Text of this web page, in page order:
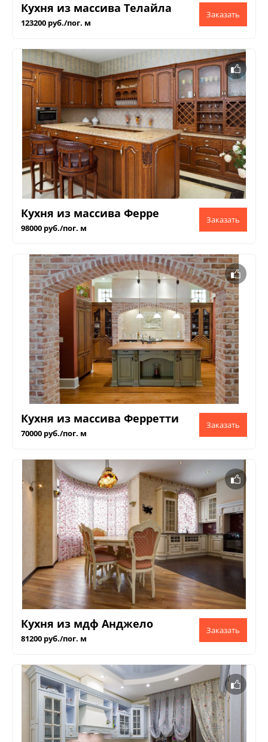
Кухня из массива Телайла
123200 руб./пог. м
Кухня из массива Ферре
98000 руб./пог. м
Кухня из массива Ферретти
70000 руб./пог. м
Кухня из мдф Анджело
81200 руб./пог. м